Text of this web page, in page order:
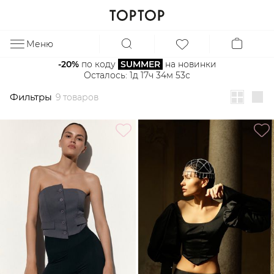
Меню
-20% по коду SUMMER на новинки
Осталось: 1д 17ч 34м 53с
Фильтры 9 товаров
Фильтры